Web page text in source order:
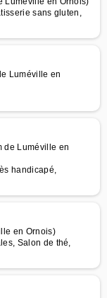
sans gluten,
Luméville en
de Luméville en
handicapé,
en Ornois)
Salon de thé,